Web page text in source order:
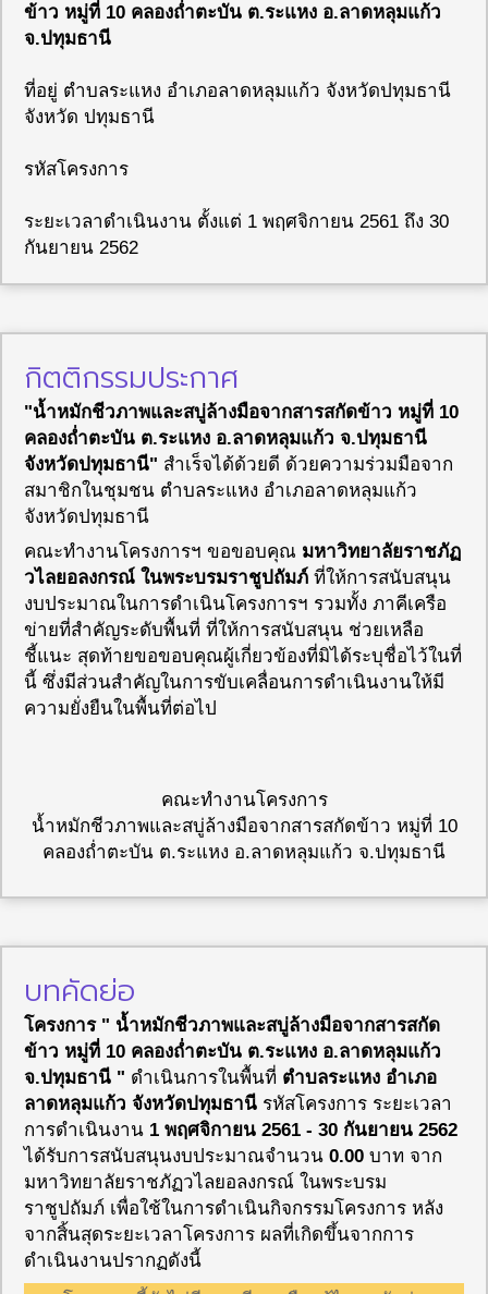
ข้าว หมู่ที่ 10 คลองถ่ำตะบัน ต.ระแหง อ.ลาดหลุมแก้ว
จ.ปทุมธานี
ที่อยู่ ตำบลระแหง อำเภอลาดหลุมแก้ว จังหวัดปทุมธานี
จังหวัด ปทุมธานี
รหัสโครงการ
ระยะเวลาดำเนินงาน ตั้งแต่ 1 พฤศจิกายน 2561 ถึง 30
กันยายน 2562
กิตติกรรมประกาศ
"น้ำหมักชีวภาพและสบู่ล้างมือจากสารสกัดข้าว หมู่ที่ 10
คลองถ่ำตะบัน ต.ระแหง อ.ลาดหลุมแก้ว จ.ปทุมธานี
จังหวัดปทุมธานี" สำเร็จได้ด้วยดี ด้วยความร่วมมือจาก
สมาชิกในชุมชน ตำบลระแหง อำเภอลาดหลุมแก้ว
จังหวัดปทุมธานี
คณะทำงานโครงการฯ ขอขอบคุณ มหาวิทยาลัยราชภัฏ
วไลยอลงกรณ์ ในพระบรมราชูปถัมภ์ ที่ให้การสนับสนุน
งบประมาณในการดำเนินโครงการฯ รวมทั้ง ภาคีเครือ
ข่ายที่สำคัญระดับพื้นที่ ที่ให้การสนับสนุน ช่วยเหลือ
ชี้แนะ สุดท้ายขอขอบคุณผู้เกี่ยวข้องที่มิได้ระบุชื่อไว้ในที่
นี้ ซึ่งมีส่วนสำคัญในการขับเคลื่อนการดำเนินงานให้มี
ความยั่งยืนในพื้นที่ต่อไป
คณะทำงานโครงการ
น้ำหมักชีวภาพและสบู่ล้างมือจากสารสกัดข้าว หมู่ที่ 10
คลองถ่ำตะบัน ต.ระแหง อ.ลาดหลุมแก้ว จ.ปทุมธานี
บทคัดย่อ
โครงการ " น้ำหมักชีวภาพและสบู่ล้างมือจากสารสกัด
ข้าว หมู่ที่ 10 คลองถ่ำตะบัน ต.ระแหง อ.ลาดหลุมแก้ว
จ.ปทุมธานี " ดำเนินการในพื้นที่ ตำบลระแหง อำเภอ
ลาดหลุมแก้ว จังหวัดปทุมธานี รหัสโครงการ ระยะเวลา
การดำเนินงาน 1 พฤศจิกายน 2561 - 30 กันยายน 2562
ได้รับการสนับสนุนงบประมาณจำนวน 0.00 บาท จาก
มหาวิทยาลัยราชภัฏวไลยอลงกรณ์ ในพระบรม
ราชูปถัมภ์ เพื่อใช้ในการดำเนินกิจกรรมโครงการ หลัง
จากสิ้นสุดระยะเวลาโครงการ ผลที่เกิดขึ้นจากการ
ดำเนินงานปรากฏดังนี้